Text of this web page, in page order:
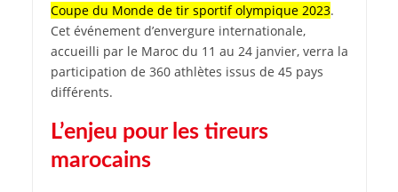
Coupe du Monde de tir sportif olympique 2023.
Cet événement d’envergure internationale,
accueilli par le Maroc du 11 au 24 janvier, verra la
participation de 360 athlètes issus de 45 pays
différents.
L’enjeu pour les tireurs
marocains